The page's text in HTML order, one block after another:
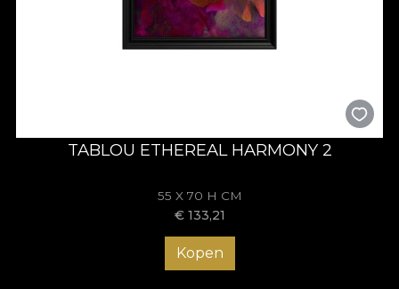
TABLOU ETHEREAL HARMONY 2
55 X 70 H CM
€ 133,21
Kopen